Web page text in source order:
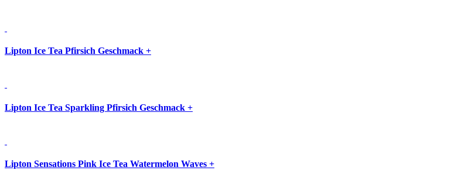
Lipton Ice Tea Pfirsich Geschmack +
Lipton Ice Tea Sparkling Pfirsich Geschmack +
Lipton Sensations Pink Ice Tea Watermelon Waves +